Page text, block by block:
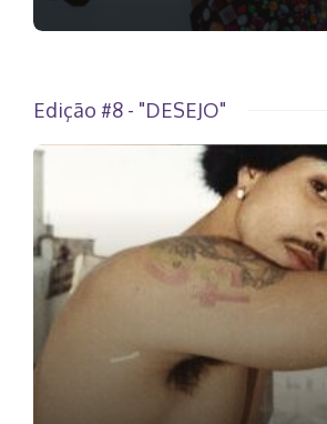
Edição #8 - "DESEJO"